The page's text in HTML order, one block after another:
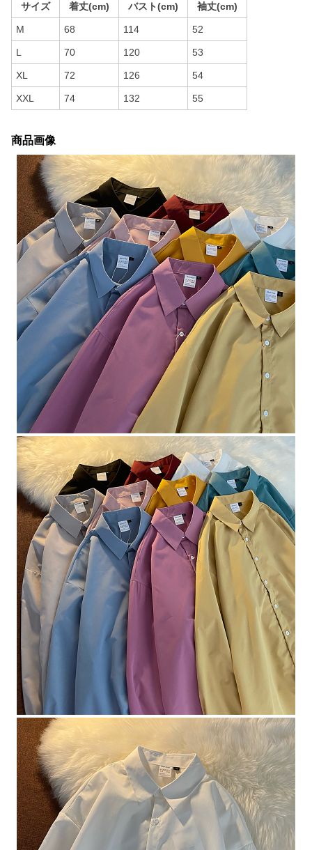
サイズ 着丈(cm) バスト(cm) 袖丈(cm)
M 68 114 52
L 70 120 53
XL 72 126 54
XXL 74 132 55
商品画像